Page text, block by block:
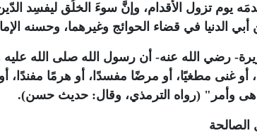
قدمَه يوم تزول الأقدام، وإنَّ سوءَ الخلُق ليفسِد
أبي الدنيا في قضاء الحوائج وغيرهما، وحسنه
رضي الله عنه- أن رسول الله صلى الله عليه
أو غنى مطغيًا، أو مرضًا مفسدًا، أو هرمًا مفندًا،
وأمر" (رواه الترمذي، وقال: حديث حسن).
الصالحة